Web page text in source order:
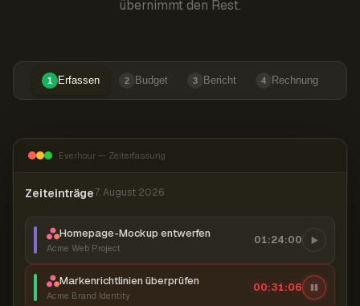
übernimmt den Rest.
1 Erfassen 2 Budget 3 Bericht 4 Rechnung
Everhour — Zeiterfassung
Zeiteinträge7. August 2026
Homepage-Mockup entwerfen
Acme Web Project
01:24:00
Markenrichtlinien überprüfen
Acme Brand Identity
00:31:07